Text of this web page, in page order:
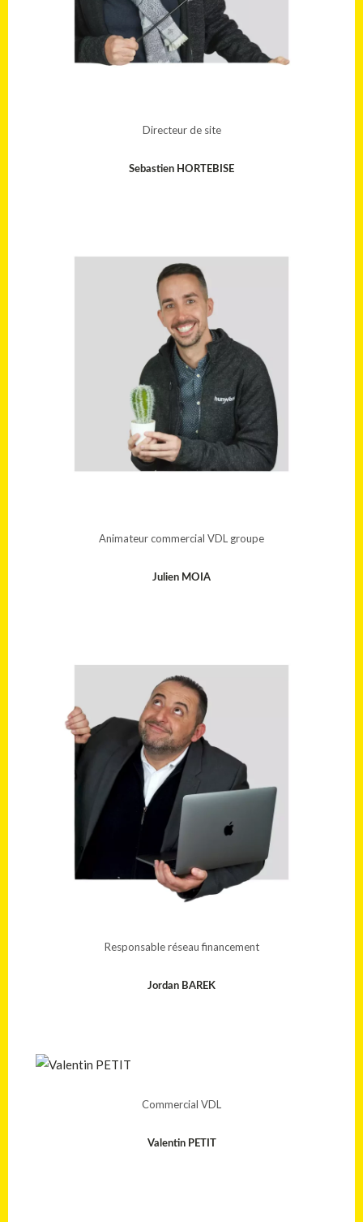
Directeur de site
Sebastien HORTEBISE
Animateur commercial VDL groupe
Julien MOIA
Responsable réseau financement
Jordan BAREK
Commercial VDL
Valentin PETIT